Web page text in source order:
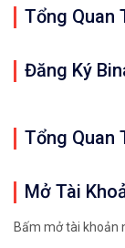
Tổng Quan
Đăng Ký
Tổng Quan
Mở Tài
Bấm mở tài khoản